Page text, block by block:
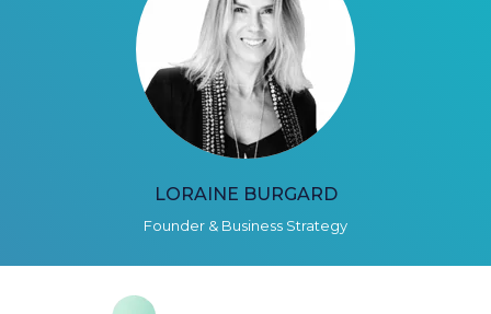
LORAINE BURGARD
Founder & Business Strategy